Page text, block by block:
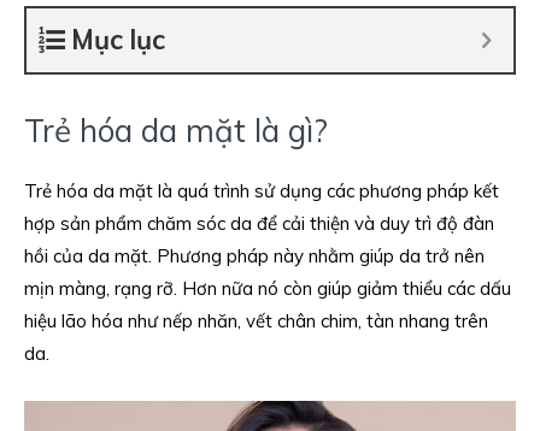
Mục lục
Trẻ hóa da mặt là gì?
Trẻ hóa da mặt là quá trình sử dụng các phương pháp kết
hợp sản phẩm chăm sóc da để cải thiện và duy trì độ đàn
hồi của da mặt. Phương pháp này nhằm giúp da trở nên
mịn màng, rạng rỡ. Hơn nữa nó còn giúp giảm thiểu các dấu
hiệu lão hóa như nếp nhăn, vết chân chim, tàn nhang trên
da.